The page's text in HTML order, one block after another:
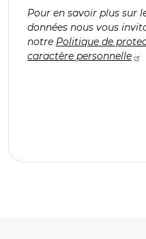
Pour en savoir plus sur
données nous vous
notre Politique de
caractère personnelle